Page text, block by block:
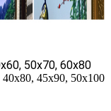
50x70, 60x80
45x90, 50x100